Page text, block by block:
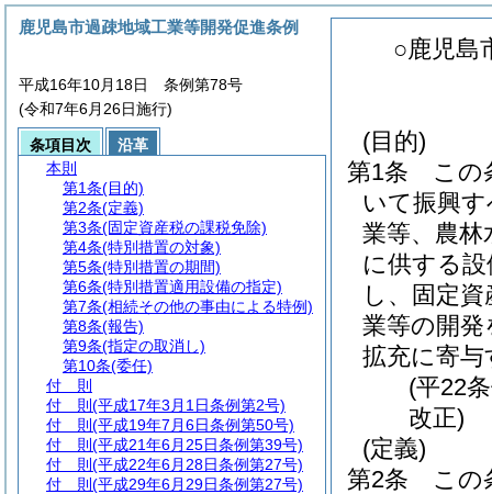
○鹿児島
(目的)
第1条
この
いて振興
業等、農林
に供する
し、固定
業等の開
拡充に寄
(平22
改正)
(定義)
第2条
この
鹿児島市過疎地域工業等開発促進条例
平成16年10月18日 条例第78号
(令和7年6月26日施行)
条項目次
沿革
本則
第1条(目的)
第2条(定義)
第3条(固定資産税の課税免除)
第4条(特別措置の対象)
第5条(特別措置の期間)
第6条(特別措置適用設備の指定)
第7条(相続その他の事由による特例)
第8条(報告)
第9条(指定の取消し)
第10条(委任)
付 則
付 則 (平成17年3月1日条例第2号)
付 則 (平成19年7月6日条例第50号)
付 則 (平成21年6月25日条例第39号)
付 則 (平成22年6月28日条例第27号)
付 則 (平成29年6月29日条例第27号)